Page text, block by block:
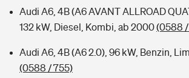
Audi A6, 4B (A6 AVANT ALLROAD
132 kW, Diesel, Kombi, ab 2000(0588
Audi A6, 4B (A6 2.0), 96 kW, Benzin,
(0588 / 755)